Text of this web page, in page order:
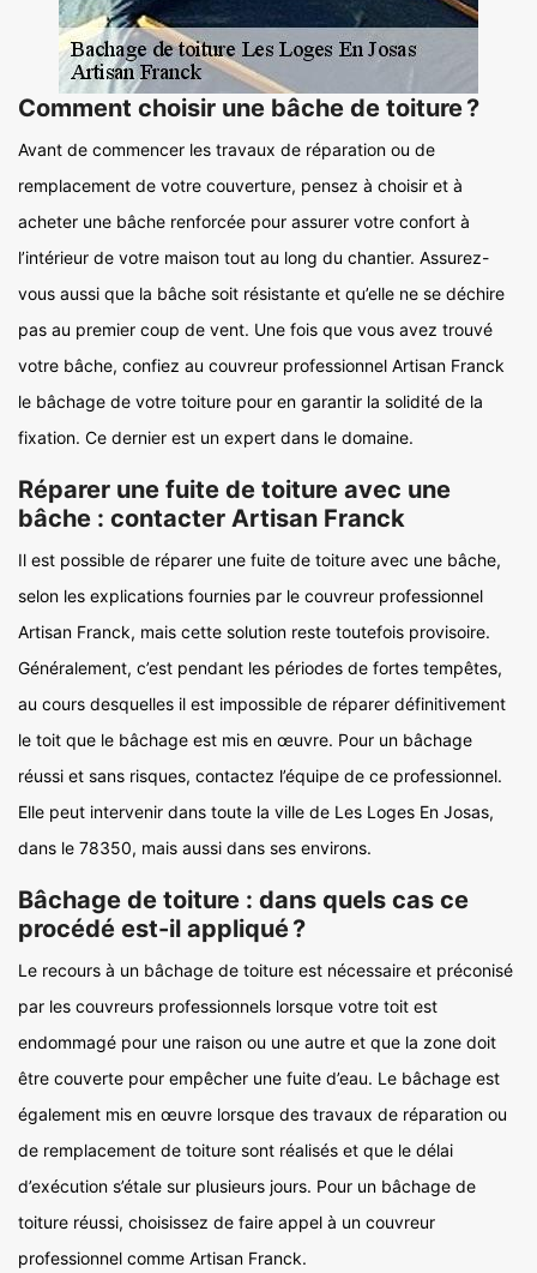
Comment choisir une bâche de toiture ?
Avant de commencer les travaux de réparation ou de
remplacement de votre couverture, pensez à choisir et à
acheter une bâche renforcée pour assurer votre confort à
l’intérieur de votre maison tout au long du chantier. Assurez-
vous aussi que la bâche soit résistante et qu’elle ne se déchire
pas au premier coup de vent. Une fois que vous avez trouvé
votre bâche, confiez au couvreur professionnel Artisan Franck
le bâchage de votre toiture pour en garantir la solidité de la
fixation. Ce dernier est un expert dans le domaine.
Réparer une fuite de toiture avec une
bâche : contacter Artisan Franck
Il est possible de réparer une fuite de toiture avec une bâche,
selon les explications fournies par le couvreur professionnel
Artisan Franck, mais cette solution reste toutefois provisoire.
Généralement, c’est pendant les périodes de fortes tempêtes,
au cours desquelles il est impossible de réparer définitivement
le toit que le bâchage est mis en œuvre. Pour un bâchage
réussi et sans risques, contactez l’équipe de ce professionnel.
Elle peut intervenir dans toute la ville de Les Loges En Josas,
dans le 78350, mais aussi dans ses environs.
Bâchage de toiture : dans quels cas ce
procédé est-il appliqué ?
Le recours à un bâchage de toiture est nécessaire et préconisé
par les couvreurs professionnels lorsque votre toit est
endommagé pour une raison ou une autre et que la zone doit
être couverte pour empêcher une fuite d’eau. Le bâchage est
également mis en œuvre lorsque des travaux de réparation ou
de remplacement de toiture sont réalisés et que le délai
d’exécution s’étale sur plusieurs jours. Pour un bâchage de
toiture réussi, choisissez de faire appel à un couvreur
professionnel comme Artisan Franck.